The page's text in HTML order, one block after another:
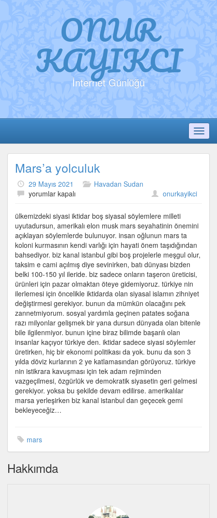
ONUR
KAYIKCI
İnternet Günlüğü
Mars’a yolculuk
29 Mayıs 2021
Havadan Sudan
Mars’a
için
yorumlar kapalı onurkayikci
ülkemizdeki siyasi iktidar boş siyasal söylemlere milleti
uyutadursun, amerikalı elon musk mars seyahatinin önemini
açıklayan söylemlerde bulunuyor. insan oğlunun mars ta
koloni kurmasının kendi varlığı için hayati önem taşıdığından
bahsediyor. biz kanal istanbul gibi boş projelerle meşgul olur,
taksim e cami açılmış diye sevinirken, batı dünyası bizden
belki 100-150 yıl ileride. biz sadece onların taşeron üreticisi,
ürünleri için pazar olmaktan öteye gidemiyoruz. türkiye nin
ilerlemesi için öncelikle iktidarda olan siyasal islamın zihniyet
değiştirmesi gerekiyor. bunun da mümkün olacağını pek
zannetmiyorum. sosyal yardımla geçinen patates soğana
razı milyonlar gelişmek bir yana dursun dünyada olan bitenle
bile ilgilenmiyor. bunun içine biraz bilimde başarılı olan
insanlar kaçıyor türkiye den. iktidar sadece siyasi söylemler
üretirken, hiç bir ekonomi politikası da yok. bunu da son 3
yılda döviz kurlarının 2 ye katlamasından görüyoruz. türkiye
nin istikrara kavuşması için tek adam rejiminden
vazgeçilmesi, özgürlük ve demokratik siyasetin geri gelmesi
gerekiyor. yoksa bu şekilde devam edilirse. amerikalılar
marsa yerleşirken biz kanal istanbul dan geçecek gemi
bekleyeceğiz…
mars
Hakkımda